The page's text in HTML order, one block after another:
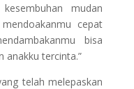
mudan
cepat
bisa
anakku tercinta.”
telah melepaskan